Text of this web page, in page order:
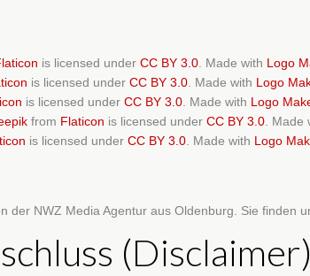
is licensed underCC BY 3.0. Made with Logo
is licensed underCC BY 3.0. Made with Logo
is licensed underCC BY 3.0. Made with Logo
from Flaticon is licensed underCC BY 3.0. Made
is licensed underCC BY 3.0. Made with Logo
der NWZ Media Agentur aus Oldenburg. Sie finden
(Disclaimer)